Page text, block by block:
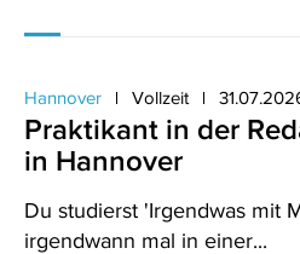
Hannover Vollzeit
Praktikant in der
in Hannover
Du studierst 'Irgendwas mit
irgendwann mal in einer...